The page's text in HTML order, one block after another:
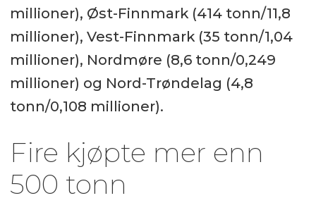
millioner), Øst-Finnmark (414 tonn/11,8
millioner), Vest-Finnmark (35 tonn/1,04
millioner), Nordmøre (8,6 tonn/0,249
millioner) og Nord-Trøndelag (4,8
tonn/0,108 millioner).
Fire kjøpte mer enn
500 tonn